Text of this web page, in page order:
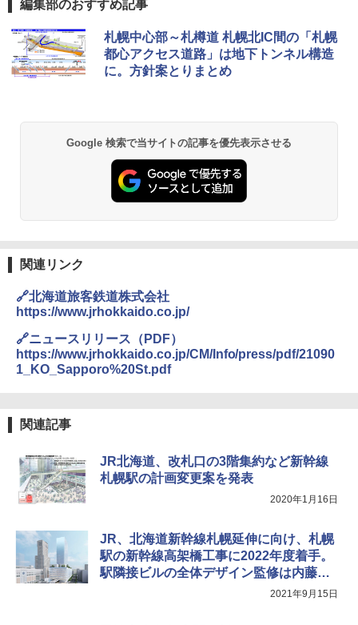
D40 地球の歩き方 チェンマイ タイ北部の魅
力的な町 2026～2027 地球の歩き方D アジア
￥2,079
￥2,695
A09 地球の歩き方 イタリア 2026～2027 地
球の歩き方A ヨーロッパ
￥2,479
パ
[キャンパーズコレクション 山善] ポップアッ
プテント 傘みたいに広げて畳める パッとサ
ッとサンシェード キューブ フルクローズ メ
ッシュ 簡単設置 ワンタッチテント キャンプ
PYKES PEAK (パイクスピーク) 着替えテン
ト プライバシー テント 【中が透けない】 1
人用 折りたたみ 防災グッズ 災害用トイレ ビ
ーチ ピクニック ポップアップテント 携帯 簡
ENDLESS BASE 《めざましテレビで紹介》
テント ワンタッチ RENEW 幅200 2-3人用 43
500002(88859)
￥5,999
￥9,990
広げるだけ パッとサッとテント キューブワ
イド ブラックコーティング フルクローズ メ
ッシュ 4人用 簡単設置 ポップアップテント P
ATCW-150B エクルベージュ
GRANDOOR ステンレス保冷剤 2個セット 2
026リニューアル 急速冷凍 空間倍増 衛生的
コンパクト 保冷力長持ち
-08EX カーキ ソロキャンプ ポリエステル フ
レーム ドーム型 テント
￥14,800
￥6,459
ポインターライト 強力 小型 緑色/赤色/青紫色
USB充電式 高精度 超長距離照射 長時間使用
可能 安全ロック付き 高安全性 金属製耐久 コ
熊撃退スプレー 熊よけスプレー 熊スプレー
【日本企業販売】超強力クマ対策スプレー 30
0ml（連続噴射30秒）110ml（連続噴射15
付き ヒグマ・イノシシ対策 自治体・教育機
関の購入実績 登山・キャンプ・アウトドア・
防災用品 長期保存可能 緊急時用 日本国内発
送
編集部のおすすめ記事
札幌中心部～札樽道 札幌北IC間の「札幌
都心アクセス道路」は地下トンネル構造
に。方針案とりまとめ
Google 検索で当サイトの記事を優先表示させる
関連リンク
🔗北海道旅客鉄道株式会社
https://www.jrhokkaido.co.jp/
🔗ニュースリリース（PDF）
https://www.jrhokkaido.co.jp/CM/Info/press/pdf/21090
1_KO_Sapporo%20St.pdf
関連記事
JR北海道、改札口の3階集約など新幹線
札幌駅の計画変更案を発表
2020年1月16日
JR、北海道新幹線札幌延伸に向け、札幌
駅の新幹線高架橋工事に2022年度着手。
駅隣接ビルの全体デザイン監修は内藤廣
2021年9月15日